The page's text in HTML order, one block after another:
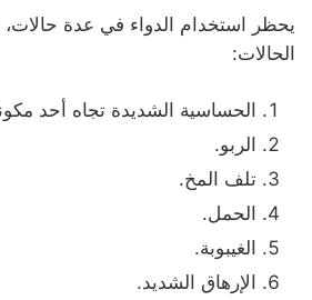
يحظر استخدام الدواء في عدة
الحالات:
الحساسية الشديدة تجاه أحد
الربو.
تلف المخ.
الحمل.
الغيبوبة.
الإرهاق الشديد.